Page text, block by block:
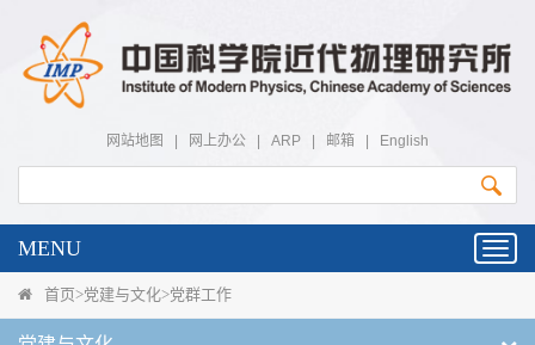
网站地图 网上办公 ARP 邮箱 English
MENU
首页>党建与文化>党群工作